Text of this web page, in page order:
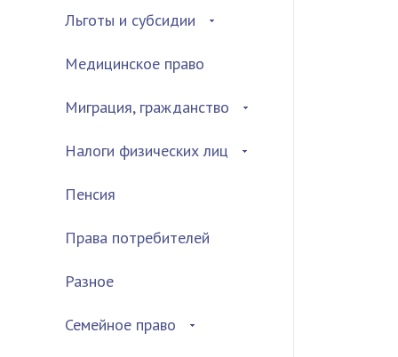
Льготы и субсидии
Медицинское право
Миграция, гражданство
Налоги физических лиц
Пенсия
Права потребителей
Разное
Семейное право